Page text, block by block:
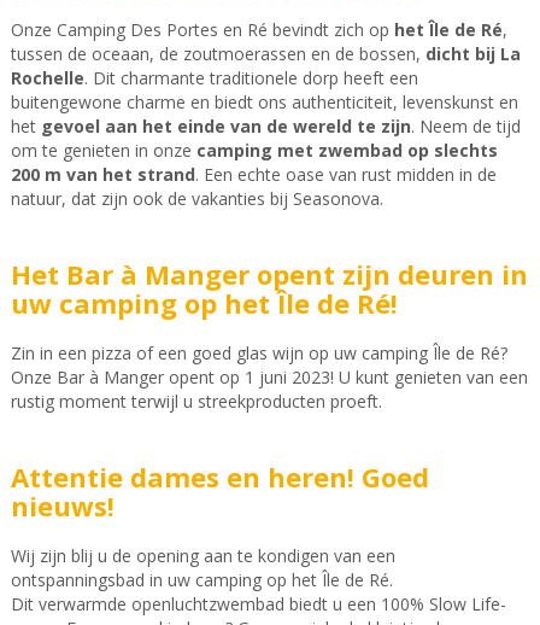
Onze Camping Des Portes en Ré bevindt zich op het Île de Ré,
tussen de oceaan, de zoutmoerassen en de bossen, dicht bij La
Rochelle. Dit charmante traditionele dorp heeft een
buitengewone charme en biedt ons authenticiteit, levenskunst en
het gevoel aan het einde van de wereld te zijn. Neem de tijd
om te genieten in onze camping met zwembad op slechts
200 m van het strand. Een echte oase van rust midden in de
natuur, dat zijn ook de vakanties bij Seasonova.
Het Bar à Manger opent zijn deuren in
uw camping op het Île de Ré!
Zin in een pizza of een goed glas wijn op uw camping Île de Ré?
Onze Bar à Manger opent op 1 juni 2023! U kunt genieten van een
rustig moment terwijl u streekproducten proeft.
Attentie dames en heren! Goed
nieuws!
Wij zijn blij u de opening aan te kondigen van een
ontspanningsbad in uw camping op het Île de Ré.
Dit verwarmde openluchtzwembad biedt u een 100% Slow Life-